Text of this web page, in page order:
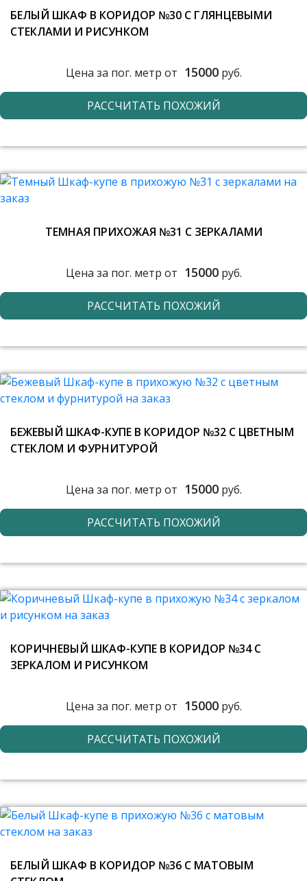
БЕЛЫЙ ШКАФ В КОРИДОР №30 С ГЛЯНЦЕВЫМИ
СТЕКЛАМИ И РИСУНКОМ
Цена за пог. метр от 15000руб.
РАССЧИТАТЬ ПОХОЖИЙ
ТЕМНАЯ ПРИХОЖАЯ №31 С ЗЕРКАЛАМИ
Цена за пог. метр от 15000руб.
РАССЧИТАТЬ ПОХОЖИЙ
БЕЖЕВЫЙ ШКАФ-КУПЕ В КОРИДОР №32 С ЦВЕТНЫМ
СТЕКЛОМ И ФУРНИТУРОЙ
Цена за пог. метр от 15000руб.
РАССЧИТАТЬ ПОХОЖИЙ
КОРИЧНЕВЫЙ ШКАФ-КУПЕ В КОРИДОР №34 С
ЗЕРКАЛОМ И РИСУНКОМ
Цена за пог. метр от 15000руб.
РАССЧИТАТЬ ПОХОЖИЙ
БЕЛЫЙ ШКАФ В КОРИДОР №36 С МАТОВЫМ